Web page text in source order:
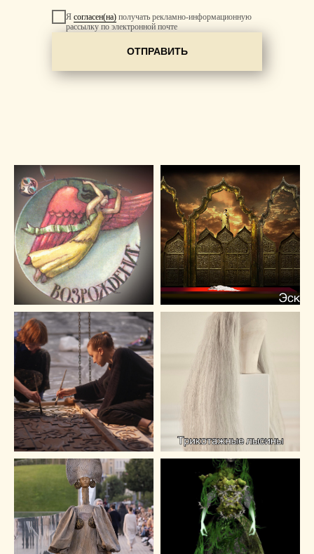
Я согласен(на) получать рекламно-информационную
рассылку по электронной почте
ОТПРАВИТЬ